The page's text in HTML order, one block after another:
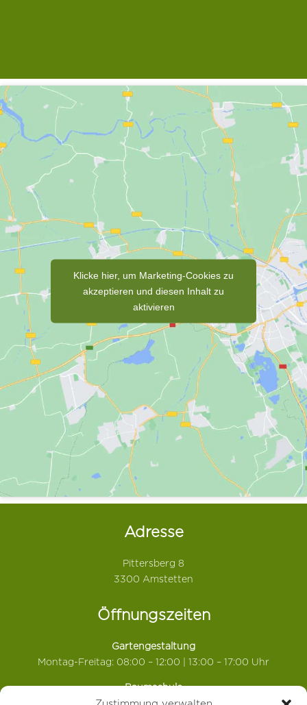
Klicke hier, um Marketing-Cookies zu
akzeptieren und diesen Inhalt zu
aktivieren
Adresse
Pittersberg 8
3300 Amstetten
Öffnungszeiten
Gartengestaltung
Montag-Freitag: 08:00 – 12:00 | 13:00 – 17:00 Uhr
Baumschule
Juni: Montag-Freitag: 08:00 – 12:00 Uhr